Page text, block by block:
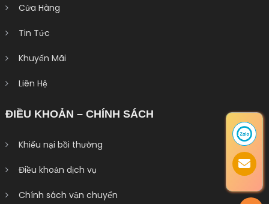
Cửa Hàng
Tin Tức
Khuyến Mãi
Liên Hệ
ĐIỀU KHOẢN – CHÍNH SÁCH
Khiếu nại bồi thường
Điều khoản dịch vụ
Chính sách vận chuyển